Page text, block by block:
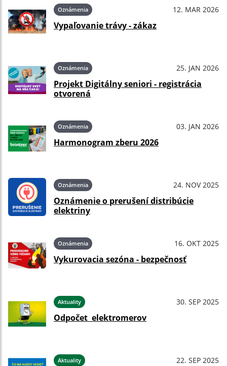
Oznámenia 12. MAR 2026
Vypaľovanie trávy - zákaz
Oznámenia 25. JAN 2026
Projekt Digitálny seniori - registrácia
otvorená
Oznámenia 03. JAN 2026
Harmonogram zberu 2026
Oznámenia 24. NOV 2025
Oznámenie o prerušení distribúcie
elektriny
Oznámenia 16. OKT 2025
Vykurovacia sezóna - bezpečnosť
Aktuality 30. SEP 2025
Odpočet elektromerov
Aktuality 22. SEP 2025